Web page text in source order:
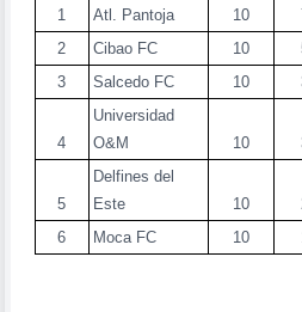
1
Atl. Pantoja 10
2
Cibao FC 10
3
Salcedo FC 10
4
Universidad
O&M
10
5
Delfines del
Este
10
6
Moca FC 10